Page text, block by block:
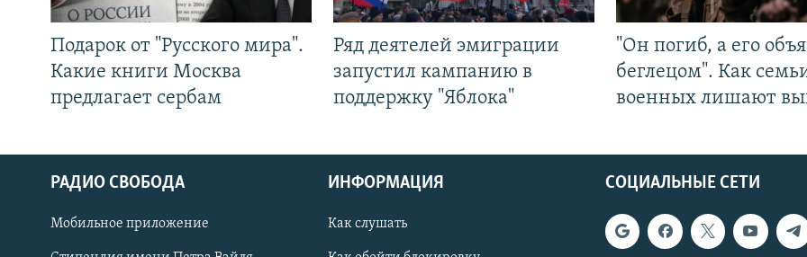
СОЦИАЛЬНЫЕ СЕТИ
Подарок от "Русского мира".
Какие книги Москва
предлагает сербам
Ряд деятелей эмиграции
запустил кампанию в
поддержку "Яблока"
"Он погиб, а его
беглецом". Как
военных лишают
СОЦИАЛЬНЫЕ СЕТИ
РАДИО СВОБОДА
Мобильное приложение
ИНФОРМАЦИЯ
Как слушать